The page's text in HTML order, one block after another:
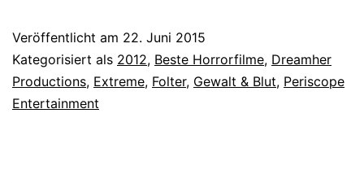
Veröffentlicht am 22. Juni 2015
Kategorisiert als 2012, Beste Horrorfilme, Dreamher
Productions, Extreme, Folter, Gewalt & Blut, Periscope
Entertainment